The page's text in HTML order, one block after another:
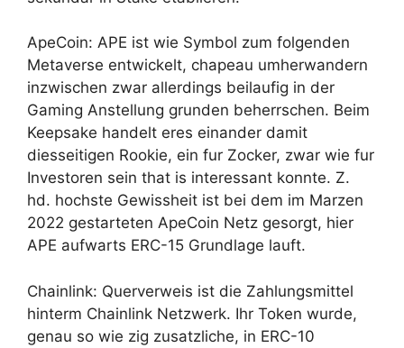
ApeCoin: APE ist wie Symbol zum folgenden
Metaverse entwickelt, chapeau umherwandern
inzwischen zwar allerdings beilaufig in der
Gaming Anstellung grunden beherrschen. Beim
Keepsake handelt eres einander damit
diesseitigen Rookie, ein fur Zocker, zwar wie fur
Investoren sein that is interessant konnte. Z.
hd. hochste Gewissheit ist bei dem im Marzen
2022 gestarteten ApeCoin Netz gesorgt, hier
APE aufwarts ERC-15 Grundlage lauft.
Chainlink: Querverweis ist die Zahlungsmittel
hinterm Chainlink Netzwerk. Ihr Token wurde,
genau so wie zig zusatzliche, in ERC-10